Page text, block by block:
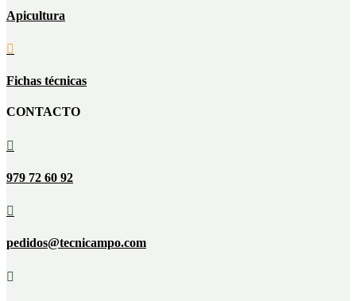
Apicultura

Fichas técnicas
CONTACTO

979 72 60 92

pedidos@tecnicampo.com
